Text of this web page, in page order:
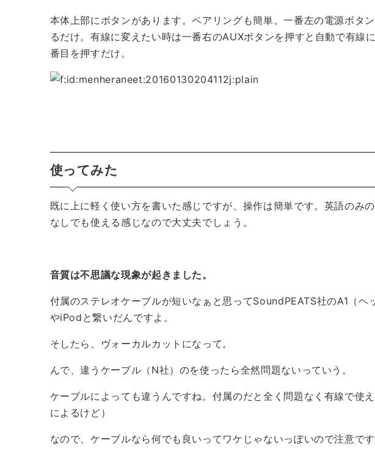
本体上部にボタンがあります。ペアリングも簡単。一番左の電源ボタ
るだけ。有線に変えたい時は一番右のAUXボタンを押すと自動で有線
番目を押すだけ。
使ってみた
既に上に軽く使い方を書いた感じですが、操作は簡単です。英語のみ
なしでも使える感じなので大丈夫でしょう。
音質は不思議な現象が起きました。
付属のステレオケーブルが短いなぁと思ってSoundPEATS社のA1（ヘ
やiPodと繋いだんですよ。
そしたら、ヴォーカルカットになって。
んで、違うケーブル（N社）のを使ったら全然問題ないっていう。
ケーブルによっても違うんですね。付属のだと全く問題なく有線で使
によるけど）
なので、ケーブルなら何でも良いってワケじゃないっぽいので注意です